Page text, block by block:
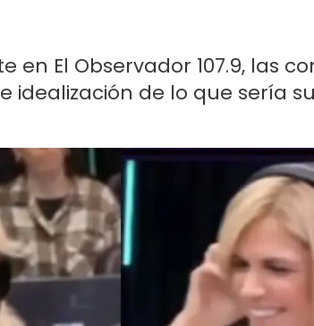
en El Observador 107.9, las
idealización de lo que sería